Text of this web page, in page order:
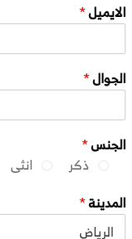
الايميل*
الجوال*
الجنس*
ذكر
انثى
المدينة*